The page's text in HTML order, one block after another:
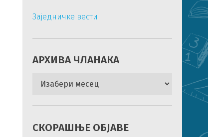
Заједничке вести
АРХИВА ЧЛАНАКА
СКОРАШЊЕ ОБЈАВЕ